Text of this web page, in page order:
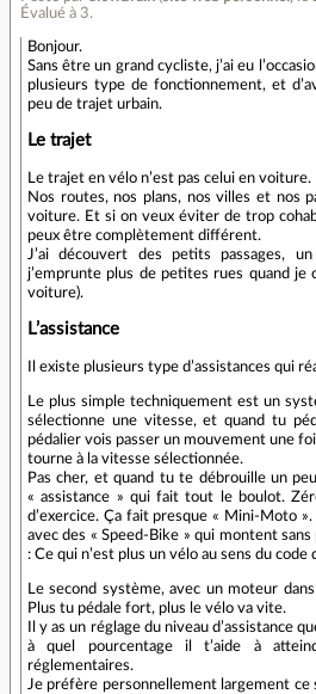
Évalué à 3.
Bonjour.
Sans être un grand cycliste, j’ai eu
plusieurs type de fonctionnement, et
peu de trajet urbain.
Le trajet
Le trajet en vélo n’est pas celui en voiture.
Nos routes, nos plans, nos villes et nos
voiture. Et si on veux éviter de trop
peux être complètement différent.
J’ai découvert des petits passages,
j’emprunte plus de petites rues quand je
voiture).
L’assistance
Il existe plusieurs type d’assistances qui
Le plus simple techniquement est un
sélectionne une vitesse, et quand tu
pédalier vois passer un mouvement une
tourne à la vitesse sélectionnée.
Pas cher, et quand tu te débrouille un
« assistance » qui fait tout le boulot.
d’exercice. Ça fait presque « Mini-Moto
avec des « Speed-Bike » qui montent
: Ce qui n’est plus un vélo au sens du code
Le second système, avec un moteur
Plus tu pédale fort, plus le vélo va vite.
Il y as un réglage du niveau d’assistance
à quel pourcentage il t’aide à
réglementaires.
Je préfère personnellement largement ce